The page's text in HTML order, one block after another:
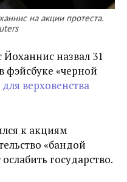
на акции протеста.
назвал 31
фэйсбуке «черной
верховенства
к акциям
«бандой
государство.